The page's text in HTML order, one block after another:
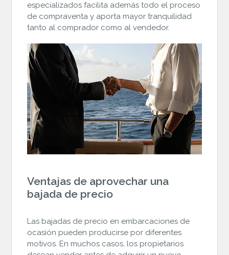
especializados facilita además todo el proceso
de compraventa y aporta mayor tranquilidad
tanto al comprador como al vendedor.
Ventajas de aprovechar una
bajada de precio
Las bajadas de precio en embarcaciones de
ocasión pueden producirse por diferentes
motivos. En muchos casos, los propietarios